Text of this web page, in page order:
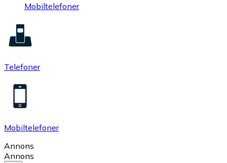
Mobiltelefoner
Telefoner
Mobiltelefoner
Annons
Annons